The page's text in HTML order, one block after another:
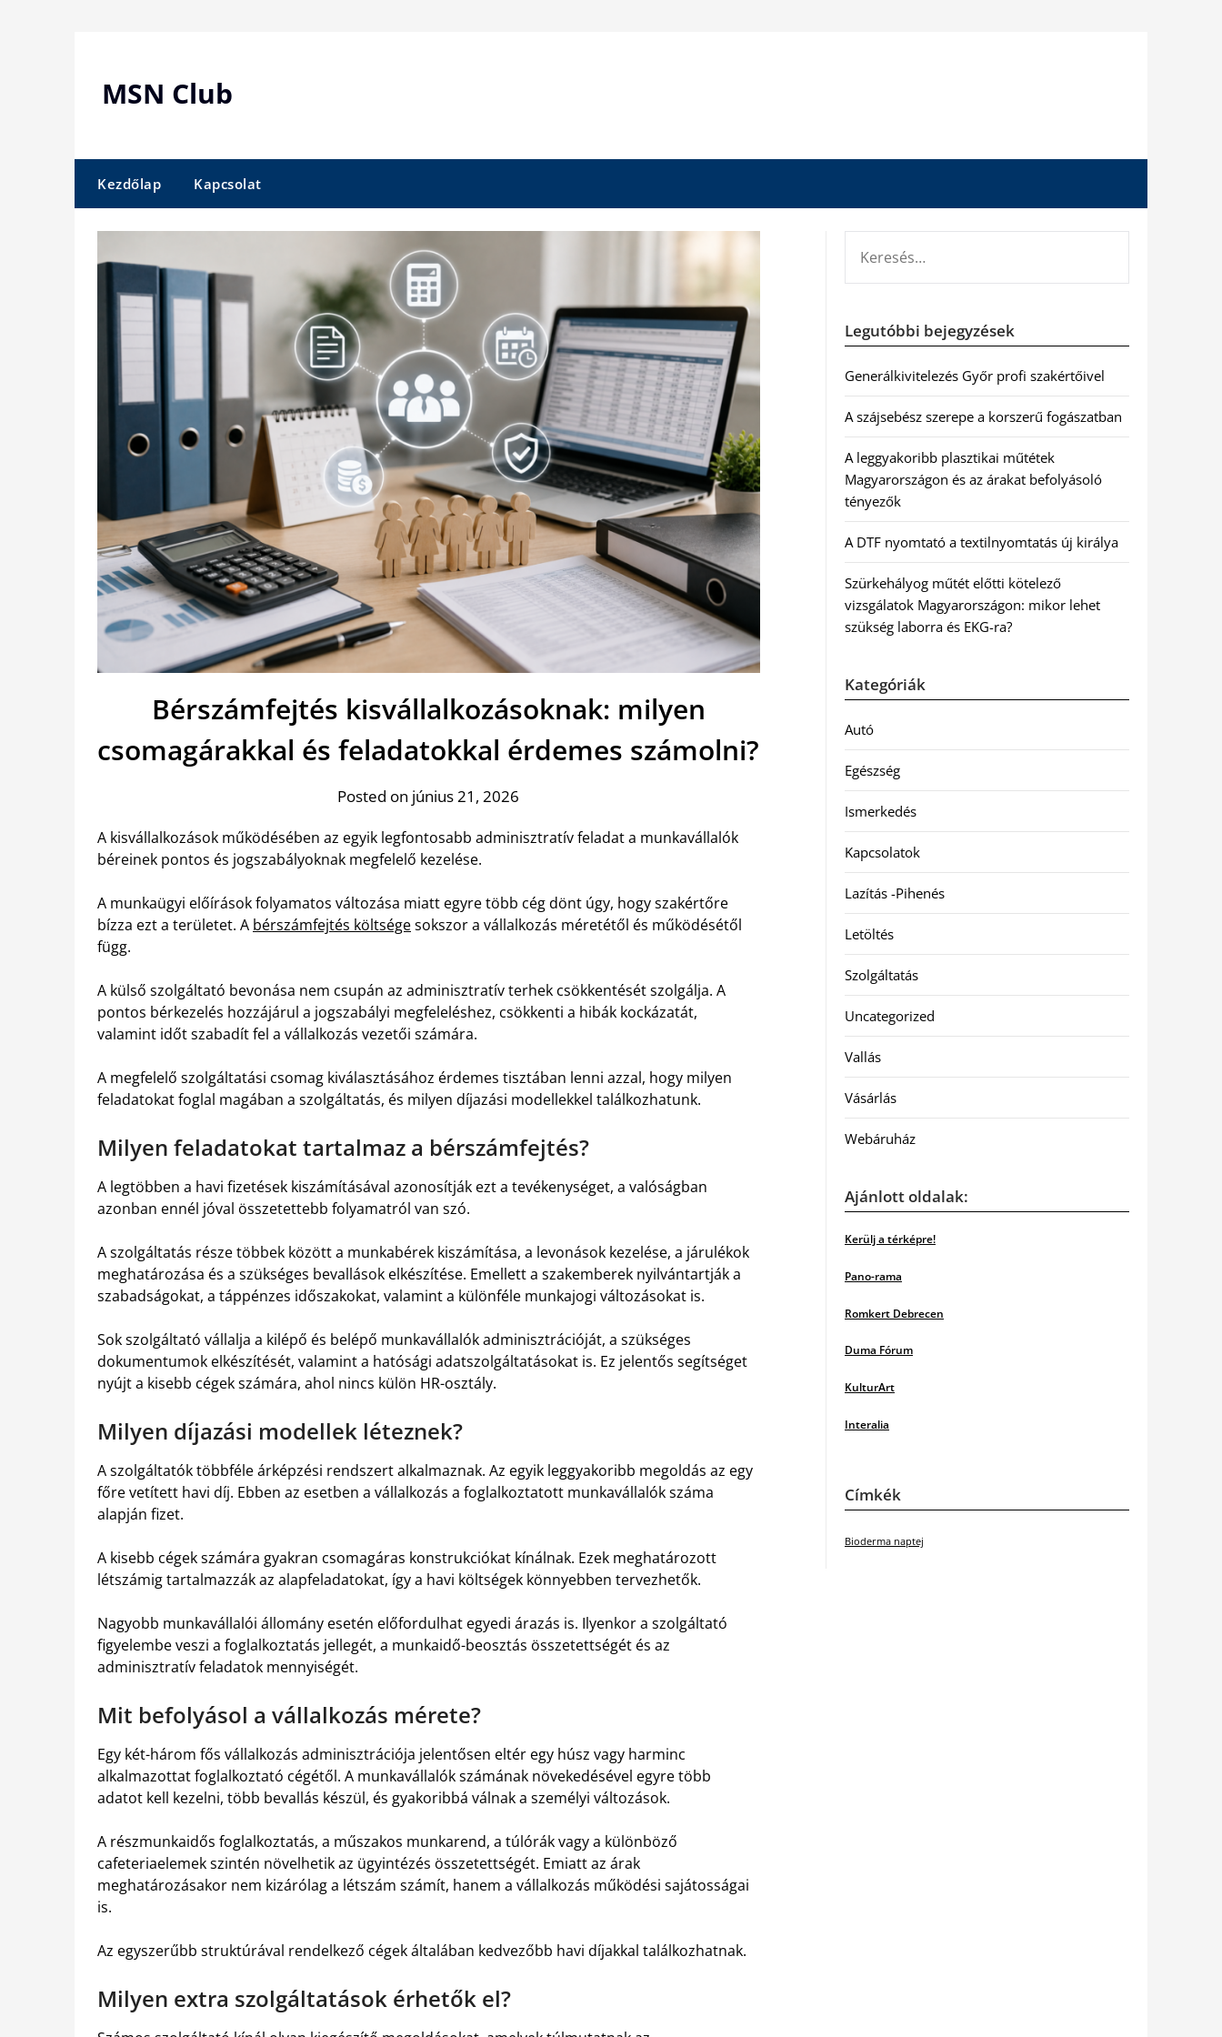
MSN Club
Kezdőlap Kapcsolat
Bérszámfejtés kisvállalkozásoknak: milyen
csomagárakkal és feladatokkal érdemes számolni?
Posted on június 21, 2026
A kisvállalkozások működésében az egyik legfontosabb adminisztratív feladat a munkavállalók
béreinek pontos és jogszabályoknak megfelelő kezelése.
A munkaügyi előírások folyamatos változása miatt egyre több cég dönt úgy, hogy szakértőre
bízza ezt a területet. A bérszámfejtés költségesokszor a vállalkozás méretétől és működésétől
függ.
A külső szolgáltató bevonása nem csupán az adminisztratív terhek csökkentését szolgálja. A
pontos bérkezelés hozzájárul a jogszabályi megfeleléshez, csökkenti a hibák kockázatát,
valamint időt szabadít fel a vállalkozás vezetői számára.
A megfelelő szolgáltatási csomag kiválasztásához érdemes tisztában lenni azzal, hogy milyen
feladatokat foglal magában a szolgáltatás, és milyen díjazási modellekkel találkozhatunk.
Milyen feladatokat tartalmaz a bérszámfejtés?
A legtöbben a havi fizetések kiszámításával azonosítják ezt a tevékenységet, a valóságban
azonban ennél jóval összetettebb folyamatról van szó.
A szolgáltatás része többek között a munkabérek kiszámítása, a levonások kezelése, a járulékok
meghatározása és a szükséges bevallások elkészítése. Emellett a szakemberek nyilvántartják a
szabadságokat, a táppénzes időszakokat, valamint a különféle munkajogi változásokat is.
Sok szolgáltató vállalja a kilépő és belépő munkavállalók adminisztrációját, a szükséges
dokumentumok elkészítését, valamint a hatósági adatszolgáltatásokat is. Ez jelentős segítséget
nyújt a kisebb cégek számára, ahol nincs külön HR-osztály.
Milyen díjazási modellek léteznek?
A szolgáltatók többféle árképzési rendszert alkalmaznak. Az egyik leggyakoribb megoldás az egy
főre vetített havi díj. Ebben az esetben a vállalkozás a foglalkoztatott munkavállalók száma
alapján fizet.
A kisebb cégek számára gyakran csomagáras konstrukciókat kínálnak. Ezek meghatározott
létszámig tartalmazzák az alapfeladatokat, így a havi költségek könnyebben tervezhetők.
Nagyobb munkavállalói állomány esetén előfordulhat egyedi árazás is. Ilyenkor a szolgáltató
figyelembe veszi a foglalkoztatás jellegét, a munkaidő-beosztás összetettségét és az
adminisztratív feladatok mennyiségét.
Mit befolyásol a vállalkozás mérete?
Egy két-három fős vállalkozás adminisztrációja jelentősen eltér egy húsz vagy harminc
alkalmazottat foglalkoztató cégétől. A munkavállalók számának növekedésével egyre több
adatot kell kezelni, több bevallás készül, és gyakoribbá válnak a személyi változások.
A részmunkaidős foglalkoztatás, a műszakos munkarend, a túlórák vagy a különböző
cafeteriaelemek szintén növelhetik az ügyintézés összetettségét. Emiatt az árak
meghatározásakor nem kizárólag a létszám számít, hanem a vállalkozás működési sajátosságai
is.
Az egyszerűbb struktúrával rendelkező cégek általában kedvezőbb havi díjakkal találkozhatnak.
Milyen extra szolgáltatások érhetők el?
Legutóbbi bejegyzések
Generálkivitelezés Győr profi szakértőivel
A szájsebész szerepe a korszerű fogászatban
A leggyakoribb plasztikai műtétek
Magyarországon és az árakat befolyásoló
tényezők
A DTF nyomtató a textilnyomtatás új királya
Szürkehályog műtét előtti kötelező
vizsgálatok Magyarországon: mikor lehet
szükség laborra és EKG-ra?
Kategóriák
Autó
Egészség
Ismerkedés
Kapcsolatok
Lazítás -Pihenés
Letöltés
Szolgáltatás
Uncategorized
Vallás
Vásárlás
Webáruház
Ajánlott oldalak:
Kerülj a térképre!
Pano-rama
Romkert Debrecen
Duma Fórum
KulturArt
Interalia
Címkék
Bioderma naptej